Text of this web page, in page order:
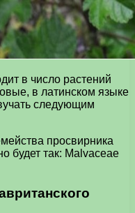
в число растений
в латинском языке
следующим
просвирника
будет так: Malvaceae